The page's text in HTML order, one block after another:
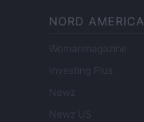
NORD AMERICA
Womanmagazine
Investing Plus
Newz
Newz US